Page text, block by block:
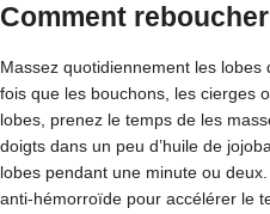
Comment
Massez quotidiennement les lobes
fois que les bouchons, les cierges
lobes, prenez le temps de les
doigts dans un peu d’huile de
lobes pendant une minute ou
anti-hémorroïde pour accélérer le